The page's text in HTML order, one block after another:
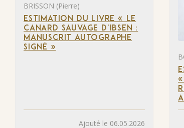
BRISSON (Pierre)
ESTIMATION DU LIVRE « LE
CANARD SAUVAGE D’IBSEN :
MANUSCRIT AUTOGRAPHE
SIGNÉ »
Ajouté le 06.05.2026
«